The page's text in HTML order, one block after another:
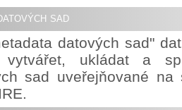
sad
datových sad"
vytvářet, ukládat a
sad uveřejňované na